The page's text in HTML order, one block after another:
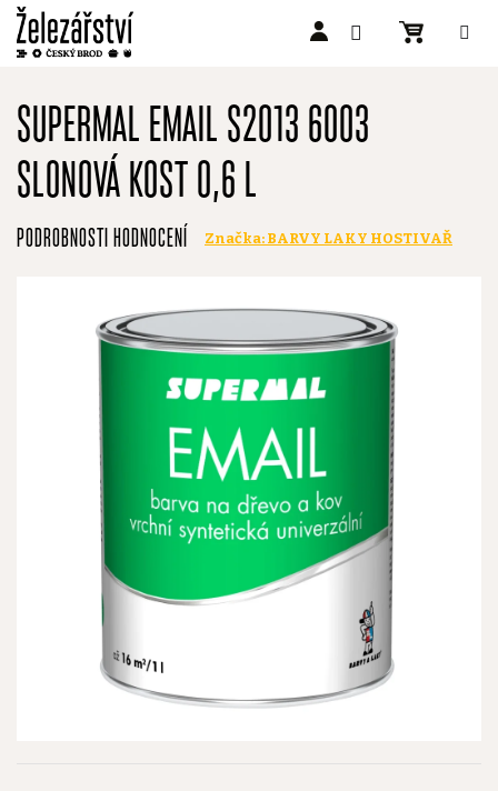
obsahSUPERMAL EMAIL S2013 6003
SLONOVÁ KOST 0,6 L
Průměrné
hodnocení
PODROBNOSTI HODNOCENÍ Značka: BARVY LAKY HOSTIVAŘ